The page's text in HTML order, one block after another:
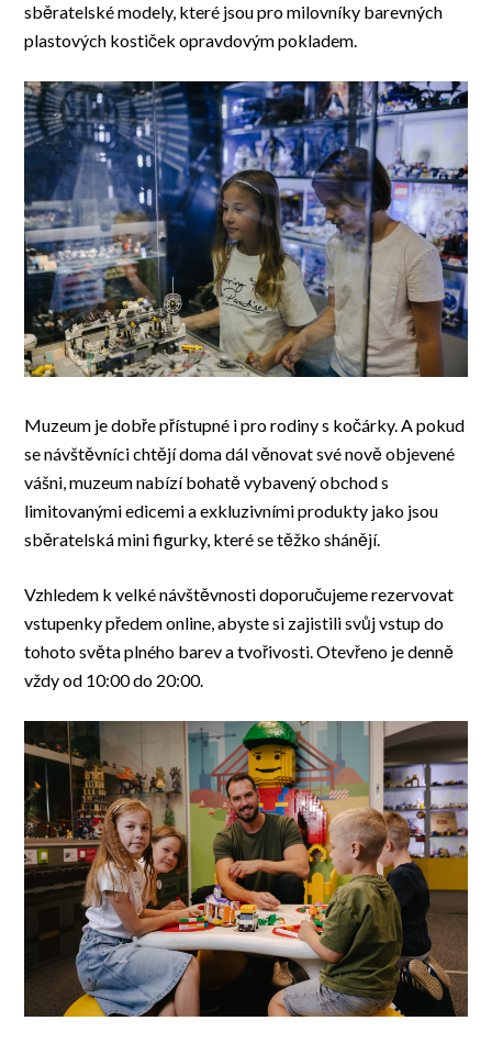
sběratelské modely, které jsou pro milovníky barevných
plastových kostiček opravdovým pokladem.
Muzeum je dobře přístupné i pro rodiny s kočárky. A pokud
se návštěvníci chtějí doma dál věnovat své nově objevené
vášni, muzeum nabízí bohatě vybavený obchod s
limitovanými edicemi a exkluzivními produkty jako jsou
sběratelská mini figurky, které se těžko shánějí.
Vzhledem k velké návštěvnosti doporučujeme rezervovat
vstupenky předem online, abyste si zajistili svůj vstup do
tohoto světa plného barev a tvořivosti. Otevřeno je denně
vždy od 10:00 do 20:00.